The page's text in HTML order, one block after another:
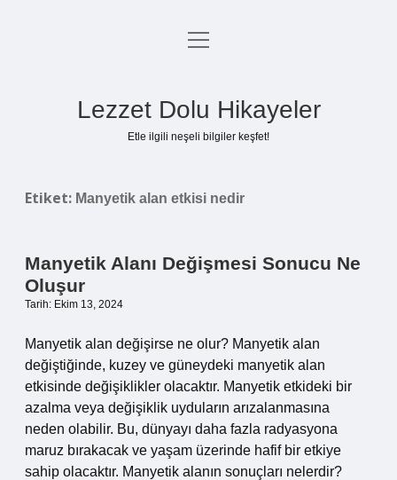
Anasayfa
menüyü
Lezzet Dolu Hikayeler
Etle ilgili neşeli bilgiler keşfet!
Etiket: Manyetik alan etkisi nedir
Manyetik Alanı Değişmesi Sonucu Ne
Oluşur
Tarih: Ekim 13, 2024
Manyetik alan değişirse ne olur? Manyetik alan
değiştiğinde, kuzey ve güneydeki manyetik alan
etkisinde değişiklikler olacaktır. Manyetik etkideki bir
azalma veya değişiklik uyduların arızalanmasına
neden olabilir. Bu, dünyayı daha fazla radyasyona
maruz bırakacak ve yaşam üzerinde hafif bir etkiye
sahip olacaktır. Manyetik alanın sonuçları nelerdir?